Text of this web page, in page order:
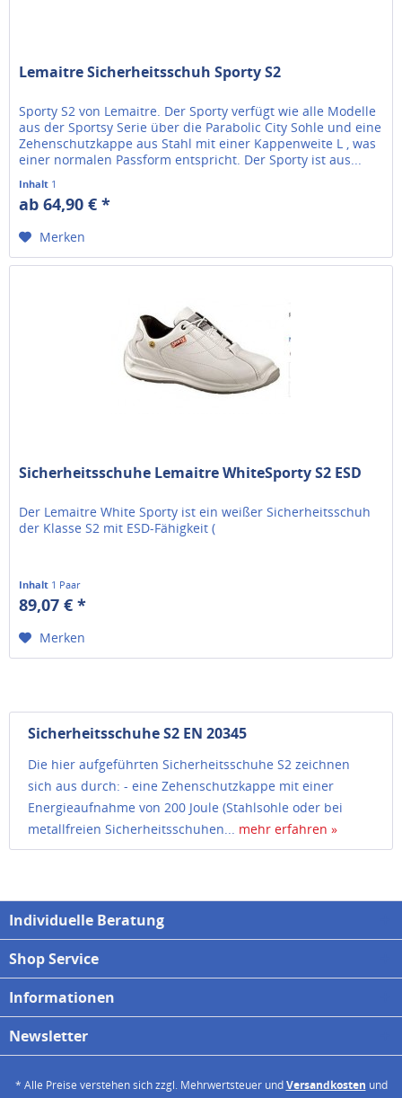
Lemaitre Sicherheitsschuh Sporty S2
Sporty S2 von Lemaitre. Der Sporty verfügt wie alle Modelle
aus der Sportsy Serie über die Parabolic City Sohle und eine
Zehenschutzkappe aus Stahl mit einer Kappenweite L , was
einer normalen Passform entspricht. Der Sporty ist aus...
Inhalt 1
ab 64,90 € *
Merken
Sicherheitsschuhe Lemaitre WhiteSporty S2 ESD
Der Lemaitre White Sporty ist ein weißer Sicherheitsschuh
der Klasse S2 mit ESD-Fähigkeit (
Inhalt 1 Paar
89,07 € *
Merken
Sicherheitsschuhe S2 EN 20345
Die hier aufgeführten Sicherheitsschuhe S2 zeichnen
sich aus durch: - eine Zehenschutzkappe mit einer
Energieaufnahme von 200 Joule (Stahlsohle oder bei
metallfreien Sicherheitsschuhen... mehr erfahren »
Individuelle Beratung
Shop Service
Informationen
Newsletter
* Alle Preise verstehen sich zzgl. Mehrwertsteuer undVersandkosten und